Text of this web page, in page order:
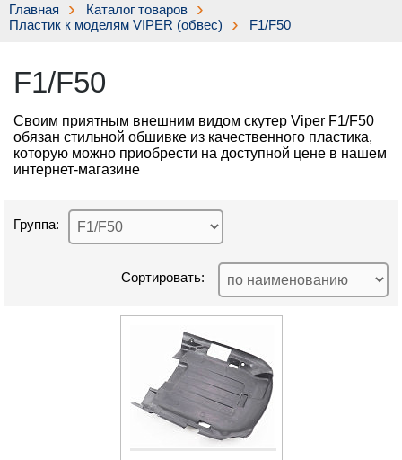
Главная
Каталог товаров
Пластик к моделям VIPER (обвес)
F1/F50
F1/F50
Своим приятным внешним видом скутер Viper F1/F50
обязан стильной обшивке из качественного пластика,
которую можно приобрести на доступной цене в нашем
интернет-магазине
Группа:
Сортировать: